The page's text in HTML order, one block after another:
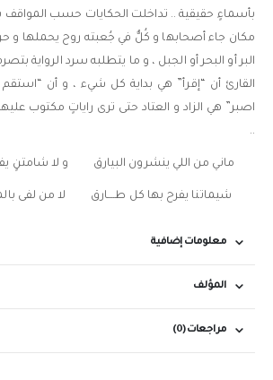
بأسماءٍ حقيقية .. تداخلت الحكايات حسب
مكان جاء أصحابها و كُلٌّ في جُعبته روح يحملها و
البر أو البحر أو الجبل ، و ما يتطلبه سرد الرواية
القارئ أن “إقرأ” هي بداية كل شيء ، و أن
اصبر” هي الزاد و العتاد حتى ترى راياتٍ مكتوب
..
ماني من اللي ينشرون البيارق و لا شامتنٍ
شيماتنا يفرح بها كل طــــارق لا من لفى
معلومات إضافية
المؤلف
مراجعات (0)